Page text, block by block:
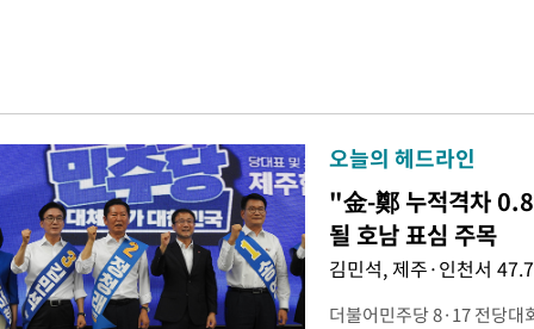
오늘의 헤드라인
"金-鄭 누적격차
될 호남 표심 주목
김민석, 제주·인천서
더불어민주당 8·17 전당대